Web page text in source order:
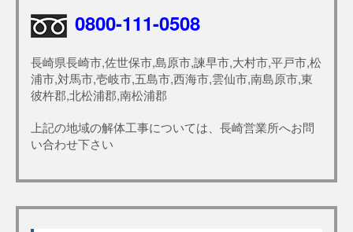
0800-111-0508
長崎県長崎市,佐世保市,島原市,諫早市,大村市,平戸市,松
浦市,対馬市,壱岐市,五島市,西海市,雲仙市,南島原市,東
彼杵郡,北松浦郡,南松浦郡
上記の地域の解体工事については、長崎営業所へお問
い合わせ下さい